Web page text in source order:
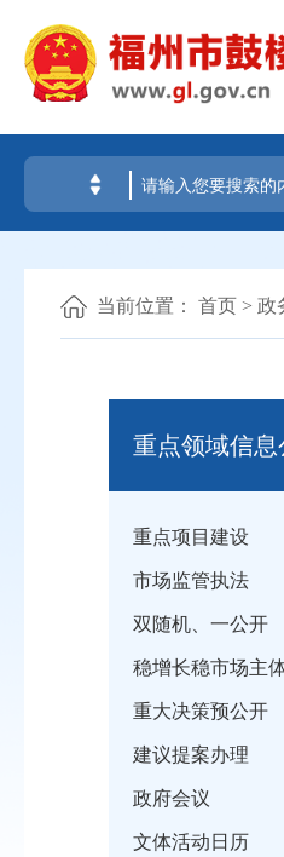
当前位置： 首页 > 政
重点领域信息
重点项目建设
市场监管执法
双随机、一公开
稳增长稳市场主
重大决策预公开
建议提案办理
政府会议
文体活动日历